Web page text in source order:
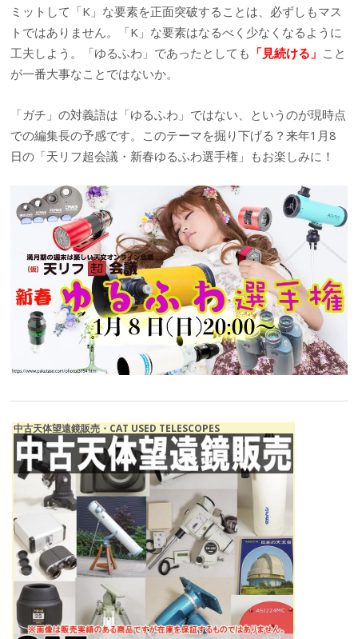
ミットして「K」な要素を正面突破することは、必ずしもマス
トではありません。「K」な要素はなるべく少なくなるように
工夫しよう。「ゆるふわ」であったとしても 「見続ける」 こと
が一番大事なことではないか。
「ガチ」の対義語は「ゆるふわ」ではない、というのが現時点
での編集長の予感です。このテーマを掘り下げる？来年1月8
日の「天リフ超会議・新春ゆるふわ選手権」もお楽しみに！
中古天体望遠鏡販売・CAT USED TELESCOPES